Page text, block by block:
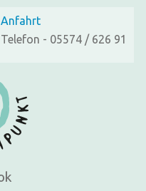
Anfahrt
Telefon - 05574 / 626 91